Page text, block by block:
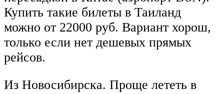
Купить такие билеты в Таиланд
можно от 22000 руб. Вариант хорош,
только если нет дешевых прямых
рейсов.
Из Новосибирска. Проще лететь в